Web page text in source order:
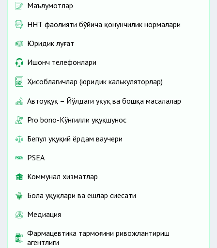
Маълумотлар
ННТ фаолияти бўйича қонунчилик нормалари
Юридик луғат
Ишонч телефонлари
Ҳисоблагичлар (юридик калькуляторлар)
Автоҳуқуқ – Йўлдаги ҳуқуқ ва бошқа масалалар
Pro bono-Кўнгилли ҳуқуқшунос
Бепул ҳуқуқий ёрдам ваучери
PSEA
Коммунал хизматлар
Бола ҳуқуқлари ва ёшлар сиёсати
Медиация
Фармацевтика тармоғини ривожлантириш
агентлиги